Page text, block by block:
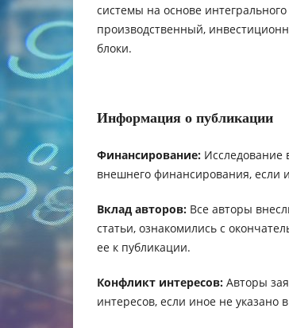
системы на основе
производственный,
блоки.
Информация о публикации
Финансирование: Исследование
внешнего финансирования, если
Вклад авторов: Все авторы
статьи, ознакомились с
ее к публикации.
Конфликт интересов: Авторы
интересов, если иное не указано